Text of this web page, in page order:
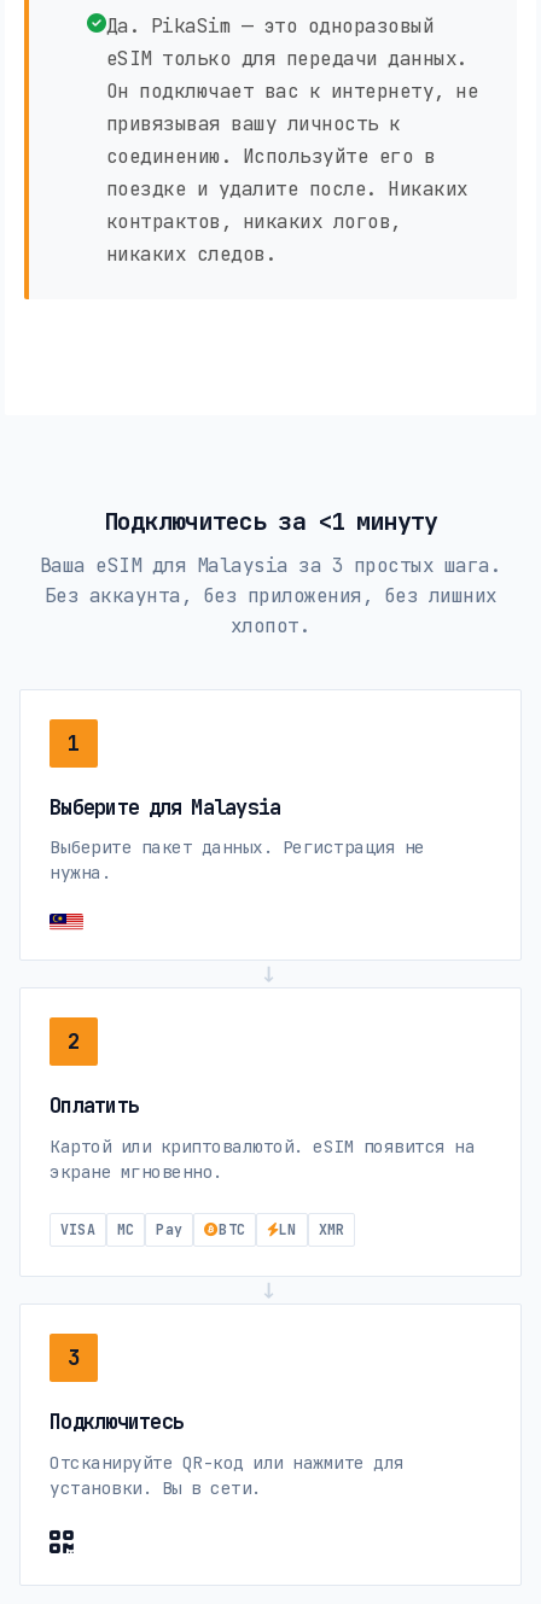
Да. PikaSim — это одноразовый
eSIM только для передачи данных.
Он подключает вас к интернету, не
привязывая вашу личность к
соединению. Используйте его в
поездке и удалите после. Никаких
контрактов, никаких логов,
никаких следов.
Подключитесь за <1 минуту
Ваша eSIM для Malaysia за 3 простых шага.
Без аккаунта, без приложения, без лишних
хлопот.
1
Выберите для Malaysia
Выберите пакет данных. Регистрация не
нужна.
→
2
Оплатить
Картой или криптовалютой. eSIM появится на
экране мгновенно.
VISA MC Pay BTC LN XMR
→
3
Подключитесь
Отсканируйте QR-код или нажмите для
установки. Вы в сети.